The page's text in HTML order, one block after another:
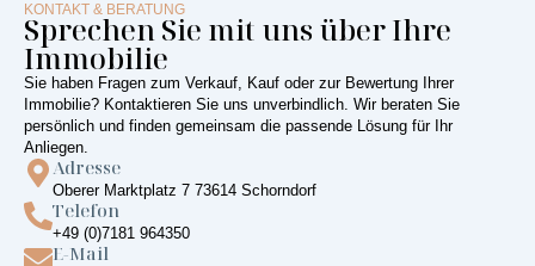
KONTAKT & BERATUNG
Sprechen Sie mit uns über Ihre
Immobilie
Sie haben Fragen zum Verkauf, Kauf oder zur Bewertung Ihrer
Immobilie? Kontaktieren Sie uns unverbindlich. Wir beraten Sie
persönlich und finden gemeinsam die passende Lösung für Ihr
Anliegen.
Adresse
Oberer Marktplatz 7 73614 Schorndorf
Telefon
+49 (0)7181 964350
E-Mail